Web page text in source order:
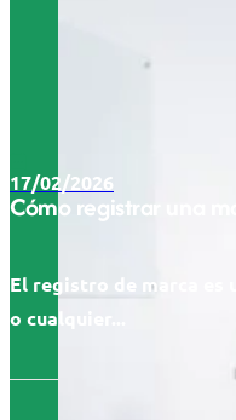
17/02/2026
Cómo registrar una
El registro de marca es
o cualquier...